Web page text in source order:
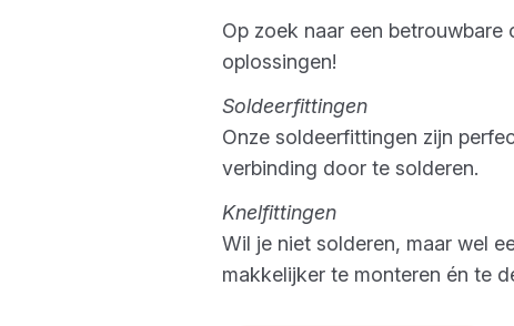
Op zoek naar een
oplossingen!
Soldeerfittingen
Onze soldeerfittingen zijn
verbinding door te solderen.
Knelfittingen
Wil je niet solderen, maar wel
makkelijker te monteren én te